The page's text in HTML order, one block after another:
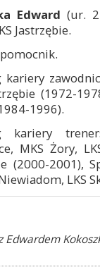
Edward (ur.
Jastrzębie.
kariery
(1972-
1996).
kariery
MKS Żory,
(2000-2001),
LKS
Edwardem